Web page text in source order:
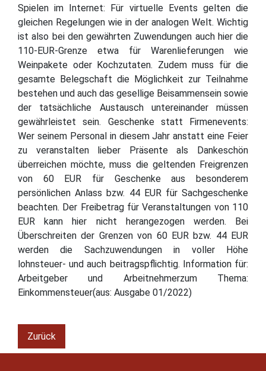
Spielen im Internet: Für virtuelle Events gelten die
gleichen Regelungen wie in der analogen Welt. Wichtig
ist also bei den gewährten Zuwendungen auch hier die
110-EUR-Grenze etwa für Warenlieferungen wie
Weinpakete oder Kochzutaten. Zudem muss für die
gesamte Belegschaft die Möglichkeit zur Teilnahme
bestehen und auch das gesellige Beisammensein sowie
der tatsächliche Austausch untereinander müssen
gewährleistet sein. Geschenke statt Firmenevents:
Wer seinem Personal in diesem Jahr anstatt eine Feier
zu veranstalten lieber Präsente als Dankeschön
überreichen möchte, muss die geltenden Freigrenzen
von 60 EUR für Geschenke aus besonderem
persönlichen Anlass bzw. 44 EUR für Sachgeschenke
beachten. Der Freibetrag für Veranstaltungen von 110
EUR kann hier nicht herangezogen werden. Bei
Überschreiten der Grenzen von 60 EUR bzw. 44 EUR
werden die Sachzuwendungen in voller Höhe
lohnsteuer- und auch beitragspflichtig. Information für:
Arbeitgeber und Arbeitnehmerzum Thema:
Einkommensteuer(aus: Ausgabe 01/2022)
Zurück